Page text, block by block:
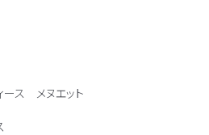
ース メヌエット